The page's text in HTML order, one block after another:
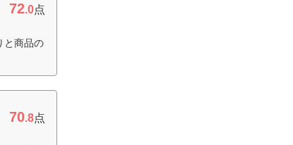
72.0点
と商品の
70.8点